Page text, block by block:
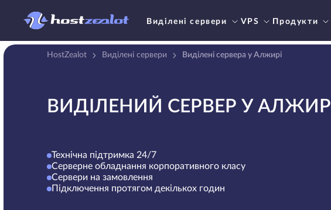
Виділені сервери VPS Продукти
HostZealot Виділені сервери Виділені сервера у Алжирі
ВИДІЛЕНИЙ СЕРВЕР У АЛЖИРІ
Технічна підтримка 24/7
Серверне обладнання корпоративного класу
Сервери на замовлення
Підключення протягом декількох годин